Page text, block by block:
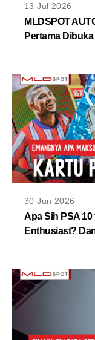
13 Jul 2026
MLDSPOT
Pertama
30 Jun 2026
Apa Sih PSA
Enthusiast?